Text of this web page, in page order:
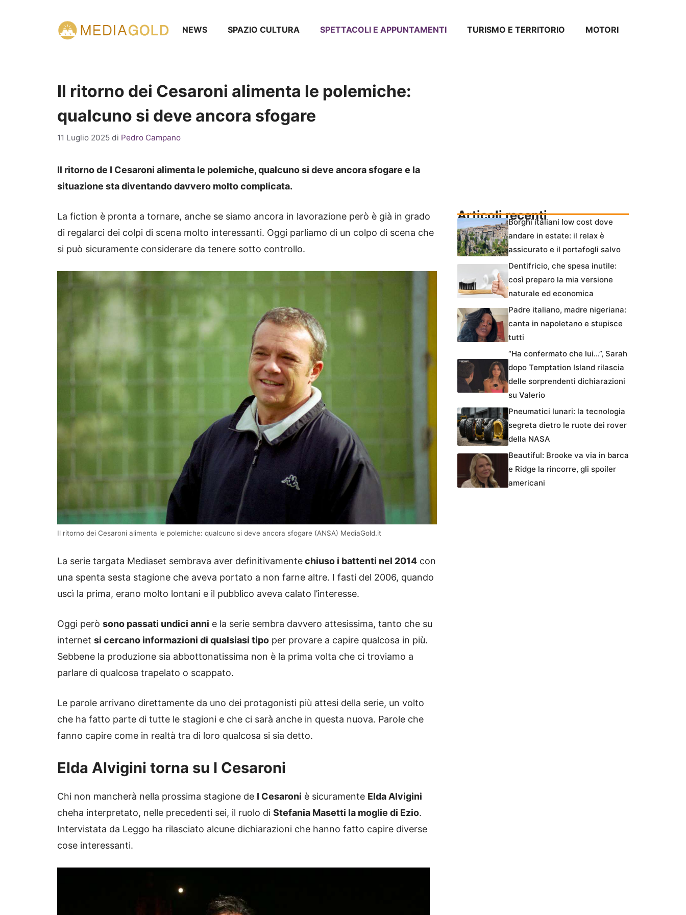
NEWS SPAZIO CULTURA SPETTACOLI E APPUNTAMENTI TURISMO E TERRITORIO MOTORI
Il ritorno dei Cesaroni alimenta le polemiche:
qualcuno si deve ancora sfogare
11 Luglio 2025 di Pedro Campano
Il ritorno de I Cesaroni alimenta le polemiche, qualcuno si deve ancora sfogare e la
situazione sta diventando davvero molto complicata.
La fiction è pronta a tornare, anche se siamo ancora in lavorazione però è già in grado
di regalarci dei colpi di scena molto interessanti. Oggi parliamo di un colpo di scena che
si può sicuramente considerare da tenere sotto controllo.
Il ritorno dei Cesaroni alimenta le polemiche: qualcuno si deve ancora sfogare (ANSA) MediaGold.it
La serie targata Mediaset sembrava aver definitivamentechiuso i battenti nel 2014 con
una spenta sesta stagione che aveva portato a non farne altre. I fasti del 2006, quando
uscì la prima, erano molto lontani e il pubblico aveva calato l’interesse.
Oggi però sono passati undici anni e la serie sembra davvero attesissima, tanto che su
internet si cercano informazioni di qualsiasi tipo per provare a capire qualcosa in più.
Sebbene la produzione sia abbottonatissima non è la prima volta che ci troviamo a
parlare di qualcosa trapelato o scappato.
Le parole arrivano direttamente da uno dei protagonisti più attesi della serie, un volto
che ha fatto parte di tutte le stagioni e che ci sarà anche in questa nuova. Parole che
fanno capire come in realtà tra di loro qualcosa si sia detto.
Elda Alvigini torna su I Cesaroni
Chi non mancherà nella prossima stagione de I Cesaroni è sicuramente Elda Alvigini
cheha interpretato, nelle precedenti sei, il ruolo di Stefania Masetti la moglie di Ezio.
Intervistata da Leggo ha rilasciato alcune dichiarazioni che hanno fatto capire diverse
cose interessanti.
Articoli recentiBorghi italiani low cost dove
andare in estate: il relax è
assicurato e il portafogli salvo
Dentifricio, che spesa inutile:
così preparo la mia versione
naturale ed economica
Padre italiano, madre nigeriana:
canta in napoletano e stupisce
tutti
“Ha confermato che lui…”, Sarah
dopo Temptation Island rilascia
delle sorprendenti dichiarazioni
su Valerio
Pneumatici lunari: la tecnologia
segreta dietro le ruote dei rover
della NASA
Beautiful: Brooke va via in barca
e Ridge la rincorre, gli spoiler
americani